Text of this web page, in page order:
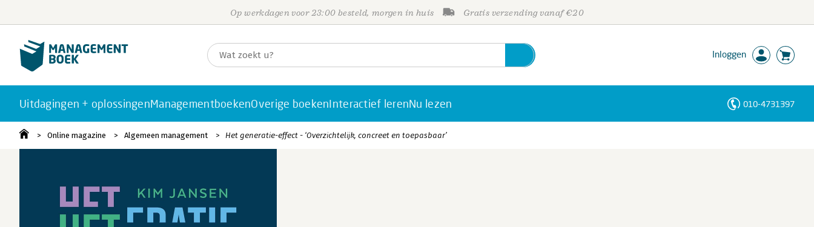
Op werkdagen voor 23:00 besteld, morgen in huis Gratis verzending vanaf €20
Inloggen
Uitdagingen + oplossingenManagementboekenOverige boekenInteractief lerenNu lezen 010-4731397
Online magazine Algemeen management Het generatie-effect - ‘Overzichtelijk, concreet en toepasbaar’
Personen